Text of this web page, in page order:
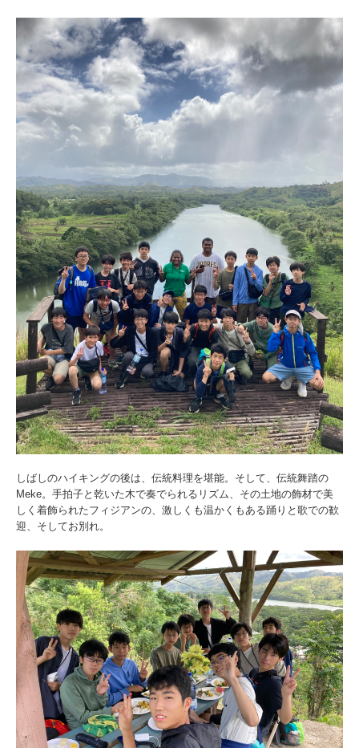
しばしのハイキングの後は、伝統料理を堪能。そして、伝統舞踏の
Meke。手拍子と乾いた木で奏でられるリズム、その土地の飾材で美
しく着飾られたフィジアンの、激しくも温かくもある踊りと歌での歓
迎、そしてお別れ。